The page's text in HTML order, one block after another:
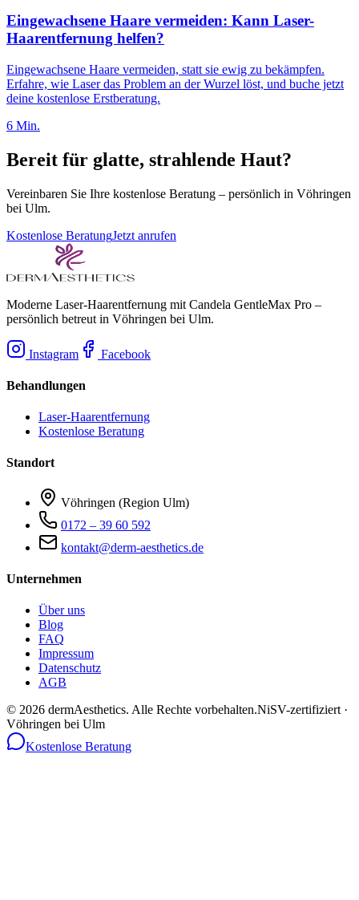
Eingewachsene Haare vermeiden: Kann Laser-
Haarentfernung helfen?
Eingewachsene Haare vermeiden, statt sie ewig zu bekämpfen.
Erfahre, wie Laser das Problem an der Wurzel löst, und buche jetzt
deine kostenlose Erstberatung.
6 Min.
Bereit für glatte, strahlende Haut?
Vereinbaren Sie Ihre kostenlose Beratung – persönlich in Vöhringen
bei Ulm.
Kostenlose BeratungJetzt anrufen
Moderne Laser-Haarentfernung mit Candela GentleMax Pro –
persönlich betreut in Vöhringen bei Ulm.
Instagram Facebook
Behandlungen
Laser-Haarentfernung
Kostenlose Beratung
Standort
Vöhringen (Region Ulm)
0172 – 39 60 592
kontakt@derm-aesthetics.de
Unternehmen
Über uns
Blog
FAQ
Impressum
Datenschutz
AGB
© 2026 dermAesthetics. Alle Rechte vorbehalten.NiSV-zertifiziert ·
Vöhringen bei Ulm
Kostenlose Beratung